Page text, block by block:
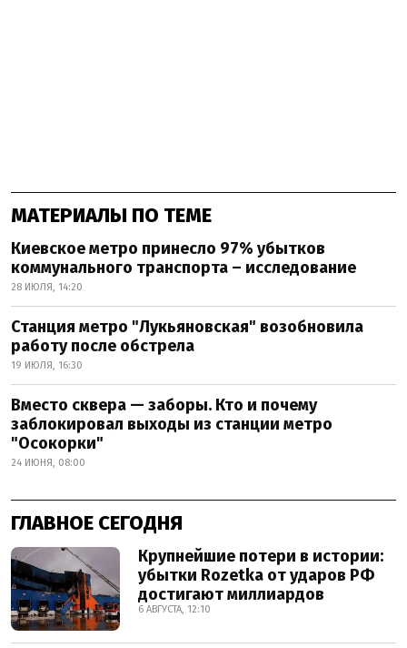
МАТЕРИАЛЫ ПО ТЕМЕ
Киевское метро принесло 97% убытков
коммунального транспорта – исследование
28 ИЮЛЯ, 14:20
Станция метро "Лукьяновская" возобновила
работу после обстрела
19 ИЮЛЯ, 16:30
Вместо сквера — заборы. Кто и почему
заблокировал выходы из станции метро
"Осокорки"
24 ИЮНЯ, 08:00
ГЛАВНОЕ СЕГОДНЯ
Крупнейшие потери в истории:
убытки Rozetka от ударов РФ
достигают миллиардов
6 АВГУСТА, 12:10